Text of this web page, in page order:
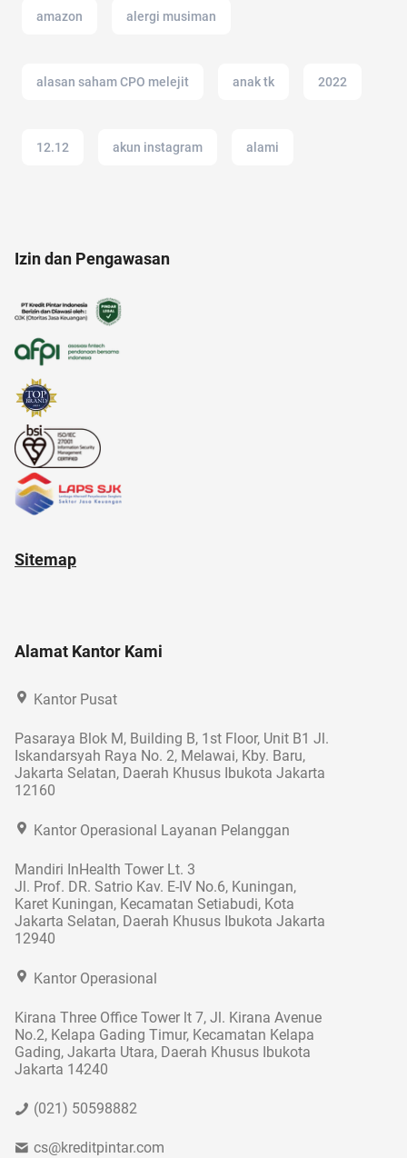
amazon alergi musiman
alasan saham CPO melejit anak tk 2022
12.12 akun instagram alami
akuntansi
Izin dan Pengawasan
Sitemap
Alamat Kantor Kami
Kantor Pusat
Pasaraya Blok M, Building B, 1st Floor, Unit B1 Jl.
Iskandarsyah Raya No. 2, Melawai, Kby. Baru,
Jakarta Selatan, Daerah Khusus Ibukota Jakarta
12160
Kantor Operasional Layanan Pelanggan
Mandiri InHealth Tower Lt. 3
Jl. Prof. DR. Satrio Kav. E-IV No.6, Kuningan,
Karet Kuningan, Kecamatan Setiabudi, Kota
Jakarta Selatan, Daerah Khusus Ibukota Jakarta
12940
Kantor Operasional
Kirana Three Office Tower lt 7, Jl. Kirana Avenue
No.2, Kelapa Gading Timur, Kecamatan Kelapa
Gading, Jakarta Utara, Daerah Khusus Ibukota
Jakarta 14240
(021) 50598882
cs@kreditpintar.com